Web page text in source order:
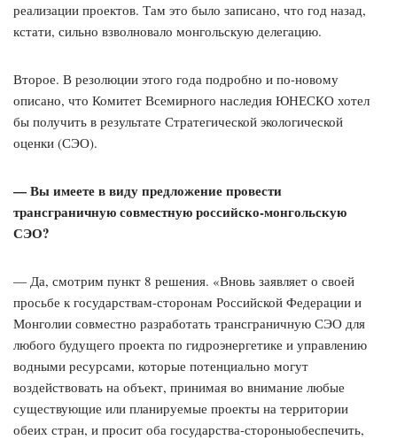
реализации проектов. Там это было записано, что год назад,
кстати, сильно взволновало монгольскую делегацию.
Второе. В резолюции этого года подробно и по-новому
описано, что Комитет Всемирного наследия ЮНЕСКО хотел
бы получить в результате Стратегической экологической
оценки (СЭО).
— Вы имеете в виду предложение провести
трансграничную совместную российско-монгольскую
СЭО?
— Да, смотрим пункт 8 решения. «Вновь заявляет о своей
просьбе к государствам-сторонам Российской Федерации и
Монголии совместно разработать трансграничную СЭО для
любого будущего проекта по гидроэнергетике и управлению
водными ресурсами, которые потенциально могут
воздействовать на объект, принимая во внимание любые
существующие или планируемые проекты на территории
обеих стран, и просит оба государства-стороныобеспечить,